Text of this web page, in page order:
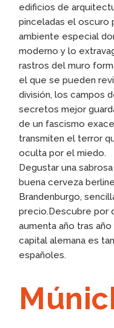
edificios de
pinceladas el oscuro
ambiente especial
moderno y lo
rastros del muro
el que se pueden
división, los campos
secretos mejor
de un fascismo
transmiten el terror
oculta por el miedo.
Degustar una
buena cerveza
Brandenburgo,
precio.Descubre por
aumenta año tras
capital alemana es
españoles.